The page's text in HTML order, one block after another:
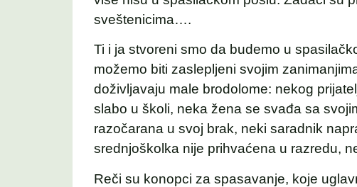
sveštenicima….
Ti i ja stvoreni smo da budemo u
možemo biti zaslepljeni svojim
doživljavaju male brodolome: nekog
slabo u školi, neka žena se svađa sa
razočarana u svoj brak, neki saradnik
srednjoškolka nije prihvaćena u razredu,
Reči su konopci za spasavanje, koje